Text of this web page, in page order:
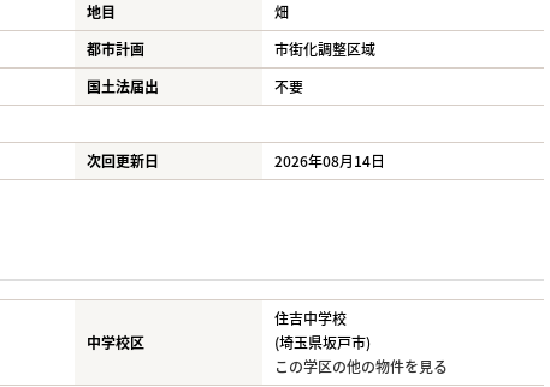
地目
畑
都市計画
市街化調整区域
国土法届出
不要
次回更新日
2026年08月14日
中学校区
住吉中学校
(埼玉県坂戸市)
この学区の他の物件を見る